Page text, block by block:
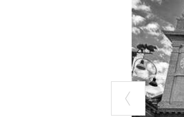
nämlich der
heutigen
geschmückt.
Schon von
Weite auf;
kleinen